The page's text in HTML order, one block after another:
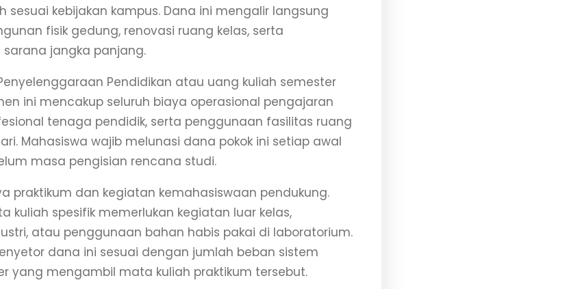
sesuai kebijakan kampus. Dana ini mengalir langsung
fisik gedung, renovasi ruang kelas, serta
jangka panjang.
Pendidikan atau uang kuliah semester
ini mencakup seluruh biaya operasional pengajaran
tenaga pendidik, serta penggunaan fasilitas ruang
Mahasiswa wajib melunasi dana pokok ini setiap awal
masa pengisian rencana studi.
praktikum dan kegiatan kemahasiswaan pendukung.
kuliah spesifik memerlukan kegiatan luar kelas,
atau penggunaan bahan habis pakai di laboratorium.
dana ini sesuai dengan jumlah beban sistem
yang mengambil mata kuliah praktikum tersebut.